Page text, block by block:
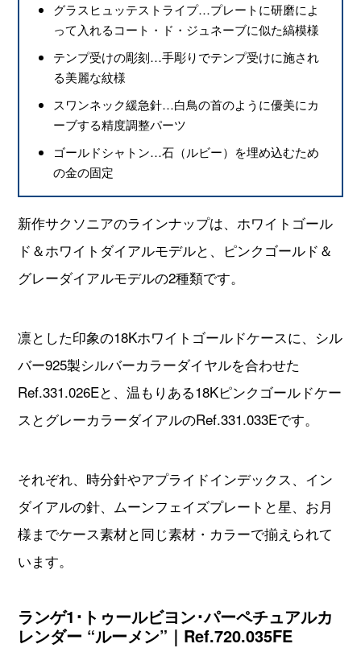
グラスヒュッテストライプ…プレートに研磨によ
って入れるコート・ド・ジュネーブに似た縞模様
テンプ受けの彫刻…手彫りでテンプ受けに施され
る美麗な紋様
スワンネック緩急針…白鳥の首のように優美にカ
ーブする精度調整パーツ
ゴールドシャトン…石（ルビー）を埋め込むため
の金の固定
新作サクソニアのラインナップは、ホワイトゴール
ド＆ホワイトダイアルモデルと、ピンクゴールド＆
グレーダイアルモデルの2種類です。
凛とした印象の18Kホワイトゴールドケースに、シル
バー925製シルバーカラーダイヤルを合わせた
Ref.331.026Eと、温もりある18Kピンクゴールドケー
スとグレーカラーダイアルのRef.331.033Eです。
それぞれ、時分針やアプライドインデックス、イン
ダイアルの針、ムーンフェイズプレートと星、お月
様までケース素材と同じ素材・カラーで揃えられて
います。
ランゲ1･トゥールビヨン･パーペチュアルカ
レンダー “ルーメン”｜Ref.720.035FE